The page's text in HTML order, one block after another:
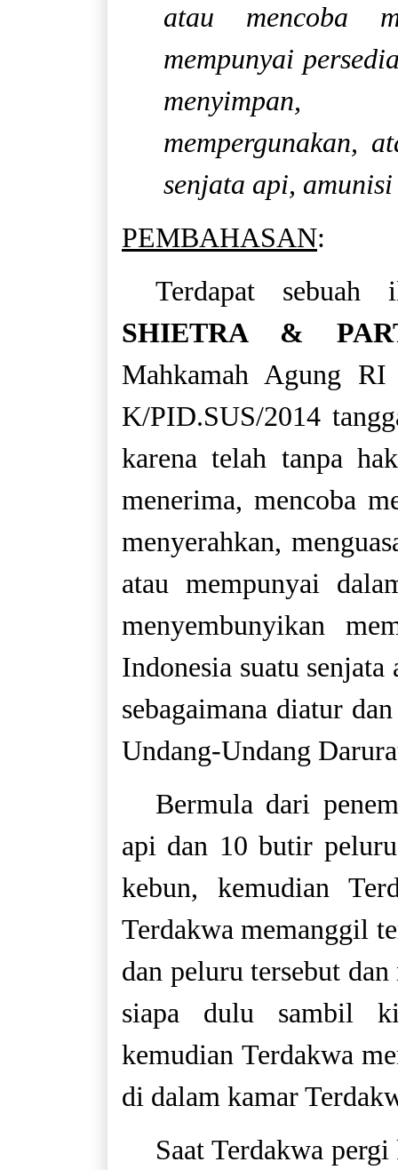
atau mencoba
mempunyai
menyimpan,
mempergunakan,
senjata api,
PEMBAHASAN:
Terdapat sebuah
SHIETRA &
Mahkamah Agung
K/PID.SUS/2014
karena telah tanpa
menerima, mencoba
menyerahkan,
atau mempunyai
menyembunyikan
Indonesia suatu
sebagaimana diatur
Undang-Undang
Bermula dari
api dan 10 butir
kebun, kemudian
Terdakwa memanggil
dan peluru tersebut
siapa dulu sambil
kemudian Terdakwa
di dalam kamar
Saat Terdakwa